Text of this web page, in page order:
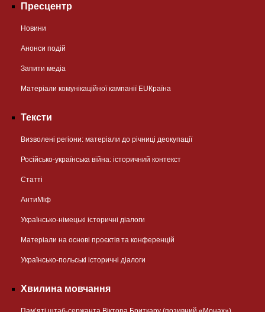
Пресцентр
Новини
Анонси подій
Запити медіа
Матеріали комунікаційної кампанії EUКраїна
Тексти
Визволені регіони: матеріали до річниці деокупації
Російсько-українська війна: історичний контекст
Статті
АнтиМіф
Українсько-німецькі історичні діалоги
Матеріали на основі проєктів та конференцій
Українсько-польські історичні діалоги
Хвилина мовчання